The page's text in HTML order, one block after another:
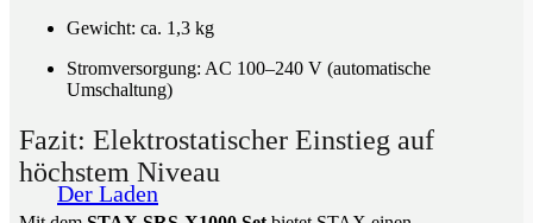
Der Laden
Gewicht: ca. 1,3 kg
Stromversorgung: AC 100–240 V (automatische
Umschaltung)
Fazit: Elektrostatischer Einstieg auf
höchstem Niveau